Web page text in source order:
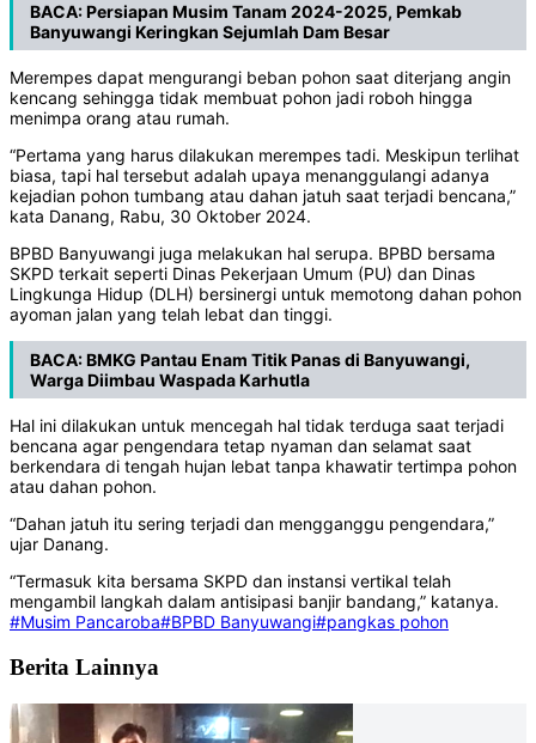
BACA:Persiapan Musim Tanam 2024-2025, Pemkab
Banyuwangi Keringkan Sejumlah Dam Besar
Merempes dapat mengurangi beban pohon saat diterjang angin
kencang sehingga tidak membuat pohon jadi roboh hingga
menimpa orang atau rumah.
“Pertama yang harus dilakukan merempes tadi. Meskipun terlihat
biasa, tapi hal tersebut adalah upaya menanggulangi adanya
kejadian pohon tumbang atau dahan jatuh saat terjadi bencana,”
kata Danang, Rabu, 30 Oktober 2024.
BPBD Banyuwangi juga melakukan hal serupa. BPBD bersama
SKPD terkait seperti Dinas Pekerjaan Umum (PU) dan Dinas
Lingkunga Hidup (DLH) bersinergi untuk memotong dahan pohon
ayoman jalan yang telah lebat dan tinggi.
BACA:BMKG Pantau Enam Titik Panas di Banyuwangi,
Warga Diimbau Waspada Karhutla
Hal ini dilakukan untuk mencegah hal tidak terduga saat terjadi
bencana agar pengendara tetap nyaman dan selamat saat
berkendara di tengah hujan lebat tanpa khawatir tertimpa pohon
atau dahan pohon.
“Dahan jatuh itu sering terjadi dan mengganggu pengendara,”
ujar Danang.
“Termasuk kita bersama SKPD dan instansi vertikal telah
mengambil langkah dalam antisipasi banjir bandang,” katanya.
#Musim Pancaroba#BPBD Banyuwangi#pangkas pohon
Berita Lainnya